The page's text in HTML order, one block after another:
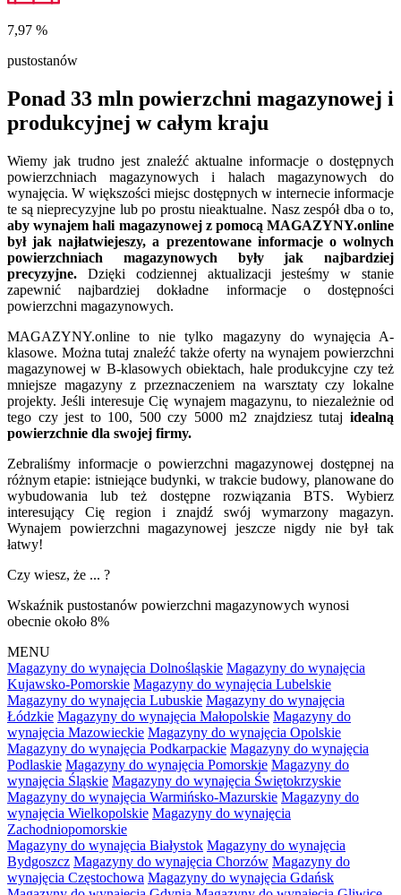
7,97 %
pustostanów
Ponad 33 mln powierzchni magazynowej i
produkcyjnej w całym kraju
Wiemy jak trudno jest znaleźć aktualne informacje o dostępnych
powierzchniach magazynowych i halach magazynowych do
wynajęcia. W większości miejsc dostępnych w internecie informacje
te są nieprecyzyjne lub po prostu nieaktualne. Nasz zespół dba o to,
aby wynajem hali magazynowej z pomocą MAGAZYNY.online
był jak najłatwiejeszy, a prezentowane informacje o wolnych
powierzchniach magazynowych były jak najbardziej
precyzyjne. Dzięki codziennej aktualizacji jesteśmy w stanie
zapewnić najbardziej dokładne informacje o dostępności
powierzchni magazynowych.
MAGAZYNY.online to nie tylko magazyny do wynajęcia A-
klasowe. Można tutaj znaleźć także oferty na wynajem powierzchni
magazynowej w B-klasowych obiektach, hale produkcyjne czy też
mniejsze magazyny z przeznaczeniem na warsztaty czy lokalne
projekty. Jeśli interesuje Cię wynajem magazynu, to niezależnie od
tego czy jest to 100, 500 czy 5000 m2 znajdziesz tutaj idealną
powierzchnie dla swojej firmy.
Zebraliśmy informacje o powierzchni magazynowej dostępnej na
różnym etapie: istniejące budynki, w trakcie budowy, planowane do
wybudowania lub też dostępne rozwiązania BTS. Wybierz
interesujący Cię region i znajdź swój wymarzony magazyn.
Wynajem powierzchni magazynowej jeszcze nigdy nie był tak
łatwy!
Czy wiesz, że ... ?
Wskaźnik pustostanów powierzchni magazynowych wynosi
obecnie około 8%
MENU
Magazyny do wynajęcia Dolnośląskie Magazyny do wynajęcia
Kujawsko-Pomorskie Magazyny do wynajęcia Lubelskie
Magazyny do wynajęcia Lubuskie Magazyny do wynajęcia
Łódzkie Magazyny do wynajęcia Małopolskie Magazyny do
wynajęcia Mazowieckie Magazyny do wynajęcia Opolskie
Magazyny do wynajęcia Podkarpackie Magazyny do wynajęcia
Podlaskie Magazyny do wynajęcia Pomorskie Magazyny do
wynajęcia Śląskie Magazyny do wynajęcia Świętokrzyskie
Magazyny do wynajęcia Warmińsko-Mazurskie Magazyny do
wynajęcia Wielkopolskie Magazyny do wynajęcia
Zachodniopomorskie
Magazyny do wynajęcia Białystok Magazyny do wynajęcia
Bydgoszcz Magazyny do wynajęcia Chorzów Magazyny do
wynajęcia Częstochowa Magazyny do wynajęcia Gdańsk